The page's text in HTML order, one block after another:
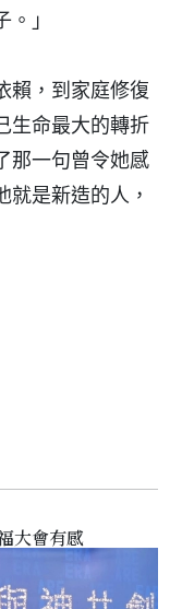
」
賴，到家庭修復
生命最大的轉折
那一句曾令她感
就是新造的人，
大會有感